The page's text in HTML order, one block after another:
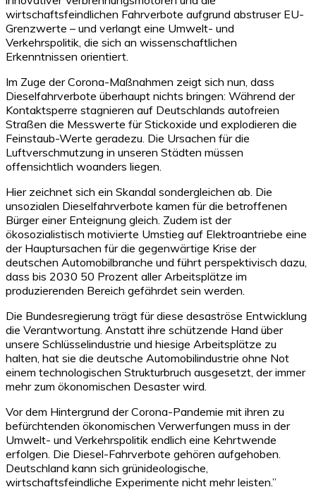
wirtschaftsfeindlichen Fahrverbote aufgrund abstruser EU-
Grenzwerte – und verlangt eine Umwelt- und
Verkehrspolitik, die sich an wissenschaftlichen
Erkenntnissen orientiert.
Im Zuge der Corona-Maßnahmen zeigt sich nun, dass
Dieselfahrverbote überhaupt nichts bringen: Während der
Kontaktsperre stagnieren auf Deutschlands autofreien
Straßen die Messwerte für Stickoxide und explodieren die
Feinstaub-Werte geradezu. Die Ursachen für die
Luftverschmutzung in unseren Städten müssen
offensichtlich woanders liegen.
Hier zeichnet sich ein Skandal sondergleichen ab. Die
unsozialen Dieselfahrverbote kamen für die betroffenen
Bürger einer Enteignung gleich. Zudem ist der
ökosozialistisch motivierte Umstieg auf Elektroantriebe eine
der Hauptursachen für die gegenwärtige Krise der
deutschen Automobilbranche und führt perspektivisch dazu,
dass bis 2030 50 Prozent aller Arbeitsplätze im
produzierenden Bereich gefährdet sein werden.
Die Bundesregierung trägt für diese desaströse Entwicklung
die Verantwortung. Anstatt ihre schützende Hand über
unsere Schlüsselindustrie und hiesige Arbeitsplätze zu
halten, hat sie die deutsche Automobilindustrie ohne Not
einem technologischen Strukturbruch ausgesetzt, der immer
mehr zum ökonomischen Desaster wird.
Vor dem Hintergrund der Corona-Pandemie mit ihren zu
befürchtenden ökonomischen Verwerfungen muss in der
Umwelt- und Verkehrspolitik endlich eine Kehrtwende
erfolgen. Die Diesel-Fahrverbote gehören aufgehoben.
Deutschland kann sich grünideologische,
wirtschaftsfeindliche Experimente nicht mehr leisten.”